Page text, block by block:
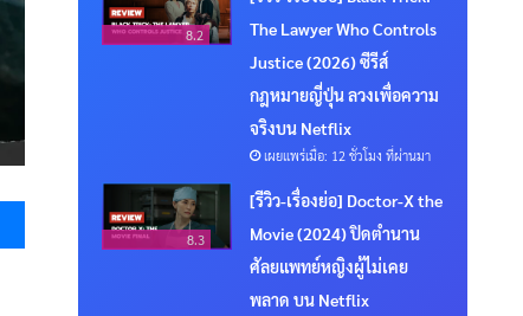
Messenger
8.2
The Lawyer Who Controls
Justice (2026) ซีรีส์
กฎหมายญี่ปุ่น ลวงเพื่อความ
จริงบน Netflix
เผยแพร่เมื่อ: 12 ชั่วโมง ที่ผ่านมา
8.3
[รีวิว-เรื่องย่อ] Doctor-X the
Movie (2024) ปิดตำนาน
ศัลยแพทย์หญิงผู้ไม่เคย
พลาด บน Netflix